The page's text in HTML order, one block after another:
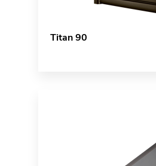
Titan 90